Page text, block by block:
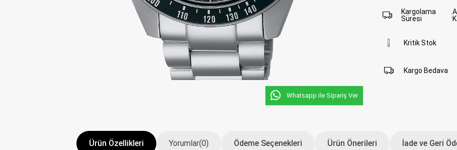
Whatsapp ile Sipariş Ver
Kargolama
Süresi
:
Kritik Stok
Kargo Bedava
Ürün Özellikleri Yorumlar(0) Ödeme Seçenekleri Ürün Önerileri İade ve Geri